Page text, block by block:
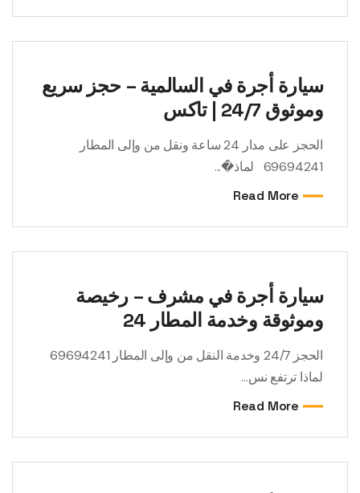
سيارة أجرة في السالمية – حجز سريع
وموثوق 24/7 | تاكس
الحجز على مدار 24 ساعة ونقل من وإلى المطار
69694241 لماذ�...
Read More
سيارة أجرة في مشرف – رخيصة
وموثوقة وخدمة المطار 24
الحجز 24/7 وخدمة النقل من وإلى المطار 69694241
لماذا ترتفع نس...
Read More